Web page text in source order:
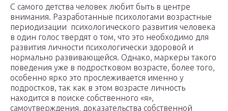
С самого детства человек любит быть в центре
внимания. Разработанные психологами возрастные
периодизации психологического развития человека
в один голос твердят о том, что это необходимо для
развития личности психологически здоровой и
нормально развивающейся. Однако, маркеры такого
поведения уже в подростковом возрасте, более того,
особенно ярко это прослеживается именно у
подростков, так как в этом возрасте личность
находится в поиске собственного «я»,
самоутверждения, доказательства собственной